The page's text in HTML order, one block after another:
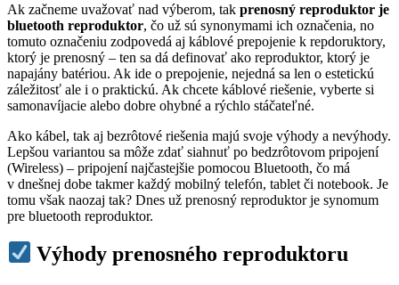
Ak začneme uvažovať nad výberom, tak prenosný reproduktor je
bluetooth reproduktor, čo už sú synonymami ich označenia, no
tomuto označeniu zodpovedá aj káblové prepojenie k repdoruktory,
ktorý je prenosný – ten sa dá definovať ako reproduktor, ktorý je
napajány batériou. Ak ide o prepojenie, nejedná sa len o estetickú
záležitosť ale i o praktickú. Ak chcete káblové riešenie, vyberte si
samonavíjacie alebo dobre ohybné a rýchlo stáčateľné.
Ako kábel, tak aj bezrôtové riešenia majú svoje výhody a nevýhody.
Lepšou variantou sa môže zdať siahnuť po bedzrôtovom pripojení
(Wireless) – pripojení najčastejšie pomocou Bluetooth, čo má
v dnešnej dobe takmer každý mobilný telefón, tablet či notebook. Je
tomu však naozaj tak? Dnes už prenosný reproduktor je synomum
pre bluetooth reproduktor.
Výhody prenosného reproduktoru